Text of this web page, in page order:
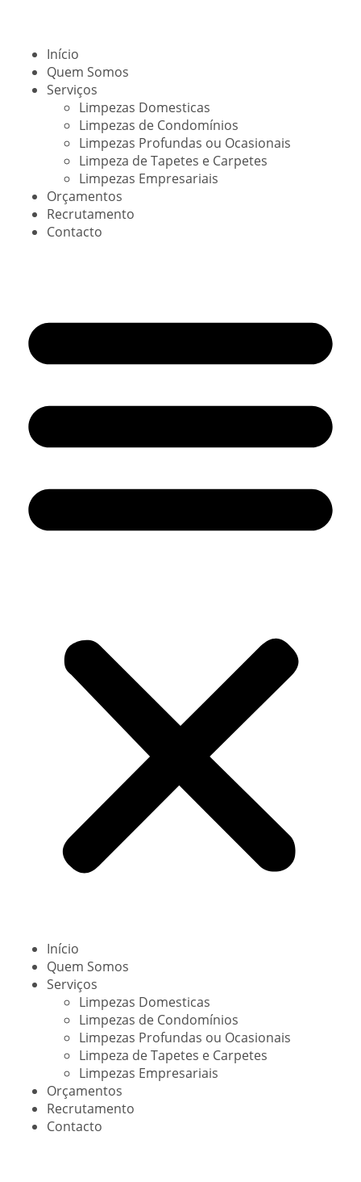
Início
Quem Somos
Serviços
Limpezas Domesticas
Limpezas de Condomínios
Limpezas Profundas ou Ocasionais
Limpeza de Tapetes e Carpetes
Limpezas Empresariais
Orçamentos
Recrutamento
Contacto
Início
Quem Somos
Serviços
Limpezas Domesticas
Limpezas de Condomínios
Limpezas Profundas ou Ocasionais
Limpeza de Tapetes e Carpetes
Limpezas Empresariais
Orçamentos
Recrutamento
Contacto